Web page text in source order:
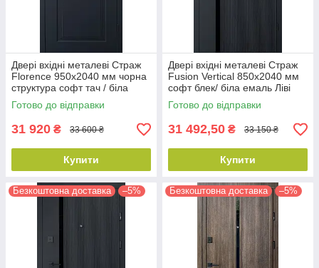
Двері вхідні металеві Страж
Florence 950х2040 мм чорна
структура софт тач / біла
емаль Ліві
Готово до відправки
31 920 ₴ 33 600 ₴
Купити
Двері вхідні металеві Страж
Fusion Vertical 850х2040 мм
софт блек/ біла емаль Ліві
Готово до відправки
31 492,50 ₴ 33 150 ₴
Купити
Безкоштовна доставка –5% Безкоштовна доставка –5%